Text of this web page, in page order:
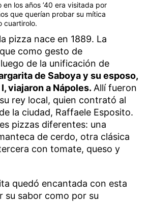
los años ’40 era visitada por
que querían probar su mítica
cuartirolo.
pizza nace en 1889. La
como gesto de
de la unificación de
de Saboya y su esposo,
viajaron a Nápoles. Allí fueron
rey local, quien contrató al
la ciudad, Raffaele Esposito.
pizzas diferentes: una
de cerdo, otra clásica
con tomate, queso y
quedó encantada con esta
su sabor como por su